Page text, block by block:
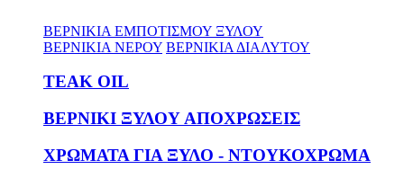
ΒΕΡΝΙΚΙΑ ΕΜΠΟΤΙΣΜΟΥ ΞΥΛΟΥ
ΒΕΡΝΙΚΙΑ ΝΕΡΟΥ ΒΕΡΝΙΚΙΑ ΔΙΑΛΥΤΟΥ
TEAK OIL
ΒΕΡΝΙΚΙ ΞΥΛΟΥ ΑΠΟΧΡΩΣΕΙΣ
ΧΡΩΜΑΤΑ ΓΙΑ ΞΥΛΟ - ΝΤΟΥΚΟΧΡΩΜΑ